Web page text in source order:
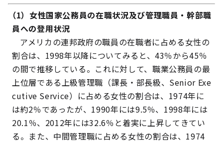
（1）女性国家公務員の在職状況及び管理職員・幹部職
員への登用状況
アメリカの連邦政府の職員の在職者に占める女性の
割合は、1998年以降についてみると、43％から45％
の間で推移している。これに対して、職業公務員の最
上位層である上級管理職（課長・部長級、 Senior Exe
cutive Service）に占める女性の割合は、1974年に
は約2％であったが、1990年には9.5％、1998年には
20.1％、2012年には32.6％と着実に上昇してきてい
る。また、中間管理職に占める女性の割合は、1974